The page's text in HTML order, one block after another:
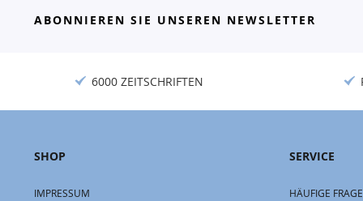
ABONNIEREN SIE UNSEREN NEWSLETTER
6000 ZEITSCHRIFTEN
SHOP
IMPRESSUM
SERVICE
HÄUFIGE